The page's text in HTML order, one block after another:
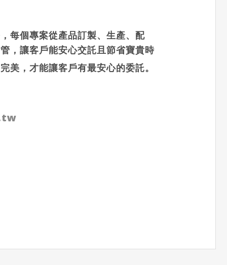
每個專案從產品訂製、生產、配
，讓客戶能安心交託且節省寶貴時
美，才能讓客戶有最安心的委託。